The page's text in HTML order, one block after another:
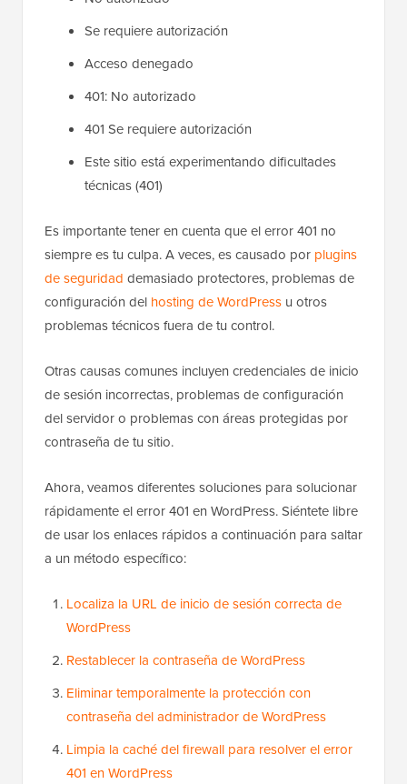
Se requiere autorización
Acceso denegado
401: No autorizado
401 Se requiere autorización
Este sitio está experimentando dificultades
técnicas (401)
Es importante tener en cuenta que el error 401 no
siempre es tu culpa. A veces, es causado por plugins
de seguridad demasiado protectores, problemas de
configuración del hosting de WordPress u otros
problemas técnicos fuera de tu control.
Otras causas comunes incluyen credenciales de inicio
de sesión incorrectas, problemas de configuración
del servidor o problemas con áreas protegidas por
contraseña de tu sitio.
Ahora, veamos diferentes soluciones para solucionar
rápidamente el error 401 en WordPress. Siéntete libre
de usar los enlaces rápidos a continuación para saltar
a un método específico:
Localiza la URL de inicio de sesión correcta de
WordPress
Restablecer la contraseña de WordPress
Eliminar temporalmente la protección con
contraseña del administrador de WordPress
Limpia la caché del firewall para resolver el error
401 en WordPress